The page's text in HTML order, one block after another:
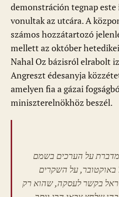
demonstráción tegnap este
vonultak az utcára. A
számos hozzátartozó
mellett az október
Nahal Oz bázisról elrabolt
Angreszt édesanyja
amelyen fia a gázai
miniszterelnökhöz beszél.
על הערכים בשמם
יצא בנה להגן על ישראל ב7 באוקטובר, על השקרים
בקשר לעסקה, שהוא רק